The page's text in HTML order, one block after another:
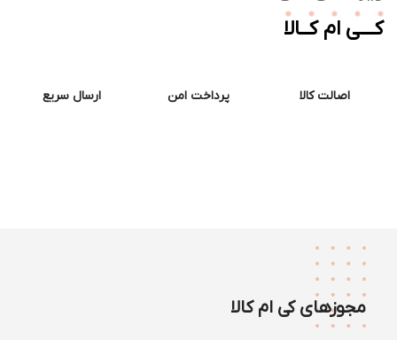
ام کــالا
اصالت کالا پرداخت امن ارسال سریع
مجوزهای کی ام کالا